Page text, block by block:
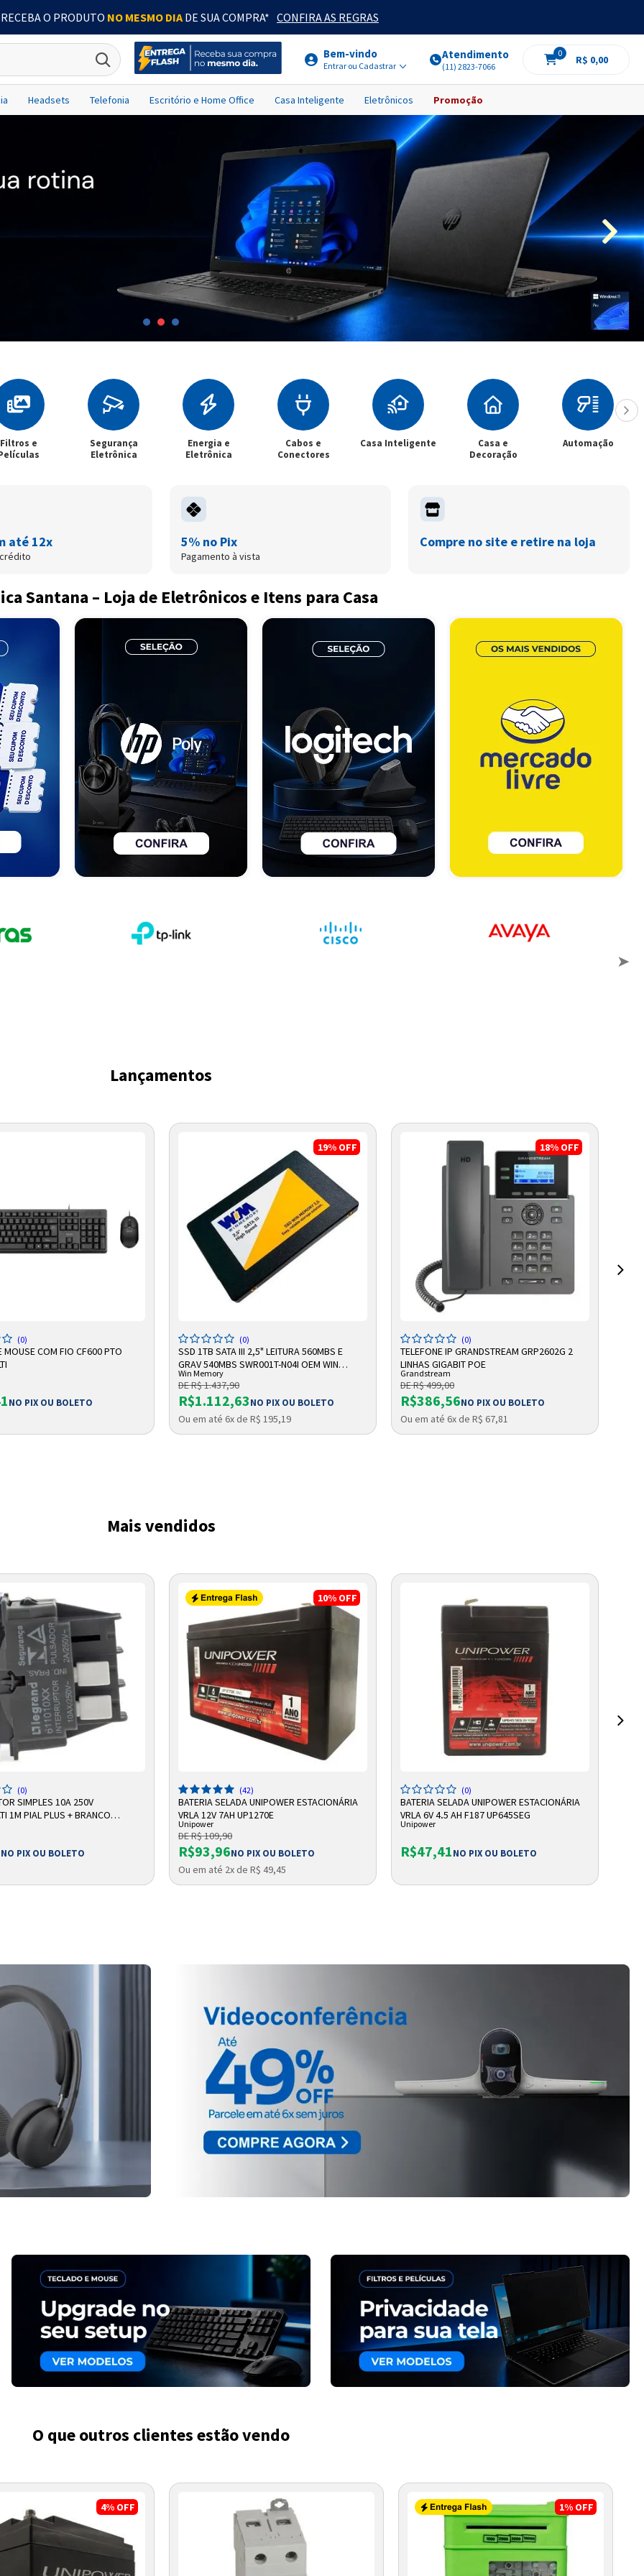
RECEBA O PRODUTO NO MESMO DIADE SUA COMPRA* CONFIRA AS REGRAS
Bem-vindo
Entrar ou Cadastrar
Atendimento
(11) 2823-7066
0
R$ 0,00
Headsets Telefonia Escritório e Home Office Casa Inteligente Eletrônicos Promoção
Cartão de crédito
Segurança
Energia e
Eletrônica
Cabos e
Conectores
Casa Inteligente
Casa e
Automação Climatização
até 12x 5% no Pix
Pagamento à vista
Compre no site e retire na loja
Santana – Loja de Eletrônicos e Itens para Casa
Lançamentos
A SACOLA
(0)
MOUSE COM FIO CF600 PTO
NO PIX OU BOLETO
ADICIONAR A SACOLA
19% OFF
(0)
SSD 1TB SATA III 2,5" LEITURA 560MBS E
GRAV 540MBS SWR001T-N04I OEM WIN
MEMORY
Win Memory
DE R$ 1.437,90
R$1.112,63NO PIX OU BOLETO
Ou em até 6x de R$ 195,19
ADICIONAR A SACOLA
18% OFF
(0)
TELEFONE IP GRANDSTREAM GRP2602G 2
LINHAS GIGABIT POE
Grandstream
DE R$ 499,00
R$386,56NO PIX OU BOLETO
Ou em até 6x de R$ 67,81
Mais vendidos
A SACOLA
(0)
SIMPLES 10A 250V
1M PIAL PLUS + BRANCO
NO PIX OU BOLETO
ADICIONAR A SACOLA
10% OFF
(42)
BATERIA SELADA UNIPOWER ESTACIONÁRIA
VRLA 12V 7AH UP1270E
Unipower
DE R$ 109,90
R$93,96NO PIX OU BOLETO
Ou em até 2x de R$ 49,45
ADICIONAR A SACOLA
(0)
BATERIA SELADA UNIPOWER ESTACIONÁRIA
VRLA 6V 4,5 AH F187 UP645SEG
Unipower
R$47,41NO PIX OU BOLETO
O que outros clientes estão vendo
4% OFF 1% OFF